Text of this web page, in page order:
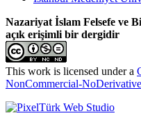
Nazariyat İslam Felsefe ve
açık erişimli bir dergidir
This work is licensed under a
NonCommercial-